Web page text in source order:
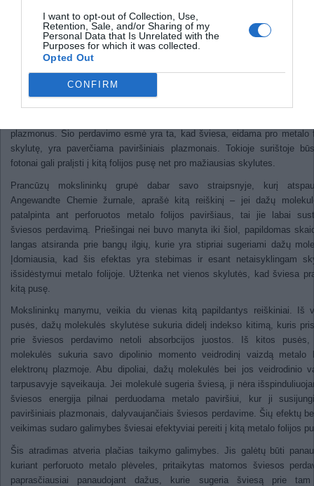
I want to opt-out of Collection, Use,
Retention, Sale, and/or Sharing of my
Personal Data that Is Unrelated with the
Purposes for which it was collected.
Opted Out
CONFIRM
Mokslininkų grupė iš Strasburo (Strasbourg) universiteto, esančio
panaudojo fotonų ir plazmonų sąveiką nukreipdami šviesą per
folijose esančias skylutes, kurios yra tokios mažos, kad šviesa, iš
negalėtų pro jas praeiti. Pagal klasikinę teoriją šviesa negali praeiti pro
jei skylučių diametras yra žymiai mažesnis nei šviesos bangos ilgis.
plazmonus. Šio perdavimo esmė yra ta, kad šviesa, eidama pro metalo
skylutę, yra paverčiama paviršiniais plazmonais. Tokioje surištoje
fotonai gali pralįsti į kitą folijos pusę net pro mažiausias skylutes.
Prancūzų mokslininkų grupė dabar savo straipsnyje, kurį
Angewandte Chemie žurnale, aprašė kitą reiškinį – jei dažų
patalpinta ant perforuotos metalo folijos paviršiaus, tai jie labai
šviesos perdavimą. Priešingai nei buvo manyta iki šiol, papildomas
langas atsiranda prie bangų ilgių, kurie yra stipriai sugeriami dažų
Įdomiausia, kad šis efektas yra stebimas ir esant netaisyklingam
išsidėstymui metalo folijoje. Užtenka net vienos skylutės, kad šviesa
kitą pusę.
Mokslininkų manymu, veikia du vienas kitą papildantys reiškiniai. Iš
pusės, dažų molekulės skylutėse sukuria didelį indekso kitimą, kuris
prie šviesos perdavimo netoli absorbcijos juostos. Iš kitos pusės,
molekulės sukuria savo dipolinio momento veidrodinį vaizdą metalo
elektronų plazmoje. Abu dipoliai, dažų molekulės bei jos veidrodinio
tarpusavyje sąveikauja. Jei molekulė sugeria šviesą, ji nėra
šviesos energija pilnai perduodama metalo paviršiui, kur ji
paviršiniais plazmonais, dalyvaujančiais šviesos perdavime. Šių efektų
veikimas sudaro galimybes šviesai efektyviai pereiti į kitą metalo folijos
Šis atradimas atveria plačias taikymo galimybes. Jis galėtų būti
kuriant perforuoto metalo plėveles, pritaikytas matomos šviesos
paprasčiausiai panaudojant dažus, kurie sugeria šviesą prie